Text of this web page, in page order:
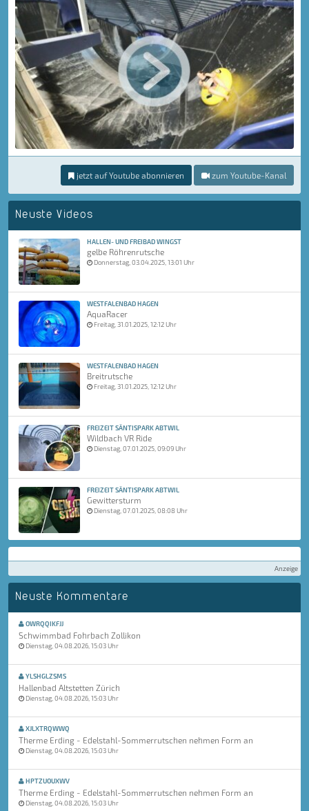
jetzt auf Youtube abonnieren zum Youtube-Kanal
Neuste Videos
HALLEN- UND FREIBAD WINGST
gelbe Röhrenrutsche
Donnerstag, 03.04.2025, 13:01 Uhr
WESTFALENBAD HAGEN
AquaRacer
Freitag, 31.01.2025, 12:12 Uhr
WESTFALENBAD HAGEN
Breitrutsche
Freitag, 31.01.2025, 12:12 Uhr
FREIZEIT SÄNTISPARK ABTWIL
Wildbach VR Ride
Dienstag, 07.01.2025, 09:09 Uhr
FREIZEIT SÄNTISPARK ABTWIL
Gewittersturm
Dienstag, 07.01.2025, 08:08 Uhr
Anzeige
Neuste Kommentare
OWRQQIKFJJ
Schwimmbad Fohrbach Zollikon
Dienstag, 04.08.2026, 15:03 Uhr
YLSHGLZSMS
Hallenbad Altstetten Zürich
Dienstag, 04.08.2026, 15:03 Uhr
XJLXTRQWWQ
Therme Erding - Edelstahl-Sommerrutschen nehmen Form an
Dienstag, 04.08.2026, 15:03 Uhr
HPTZUOUXWV
Therme Erding - Edelstahl-Sommerrutschen nehmen Form an
Dienstag, 04.08.2026, 15:03 Uhr